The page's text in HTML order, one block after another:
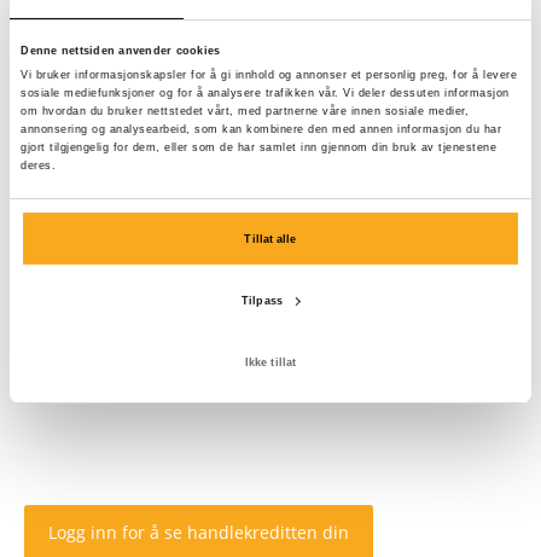
Denne nettsiden anvender cookies
Vi bruker informasjonskapsler for å gi innhold og annonser et personlig preg, for å levere
sosiale mediefunksjoner og for å analysere trafikken vår. Vi deler dessuten informasjon
om hvordan du bruker nettstedet vårt, med partnerne våre innen sosiale medier,
annonsering og analysearbeid, som kan kombinere den med annen informasjon du har
gjort tilgjengelig for dem, eller som de har samlet inn gjennom din bruk av tjenestene
deres.
Tillat alle
Tilpass
Ikke tillat
Logg inn for å se handlekreditten din